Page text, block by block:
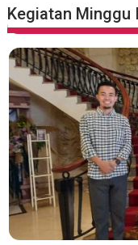
Kegiatan Minggu